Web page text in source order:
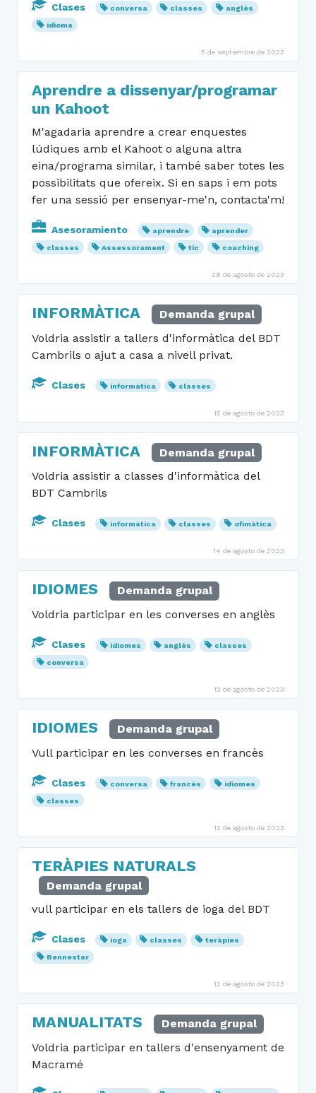
Clases conversa classes
anglès
idioma
5 de septiembre de 2023
Aprendre a dissenyar/programar
un Kahoot
M'agadaria aprendre a crear enquestes
lúdiques amb el Kahoot o alguna altra
eina/programa similar, i també saber totes les
possibilitats que ofereix. Si en saps i em pots
fer una sessió per ensenyar-me'n, contacta'm!
Asesoramiento aprendre
aprender
classes
Assessorament tic coaching
28 de agosto de 2023
INFORMÀTICA
Demanda grupal
Voldria assistir a tallers d'informàtica del BDT
Cambrils o ajut a casa a nivell privat.
Clases informàtica classes
15 de agosto de 2023
INFORMÀTICA
Demanda grupal
Voldria assistir a classes d'informàtica del
BDT Cambrils
Clases informàtica classes ofimàtica
14 de agosto de 2023
IDIOMES
Demanda grupal
Voldria participar en les converses en anglès
Clases idiomes anglès
classes
conversa
12 de agosto de 2023
IDIOMES
Demanda grupal
Vull participar en les converses en francès
Clases conversa francès
idiomes
classes
12 de agosto de 2023
TERÀPIES NATURALS
Demanda grupal
vull participar en els tallers de ioga del BDT
Clases ioga classes
teràpies
Bennestar
12 de agosto de 2023
MANUALITATS
Demanda grupal
Voldria participar en tallers d'ensenyament de
Macramé